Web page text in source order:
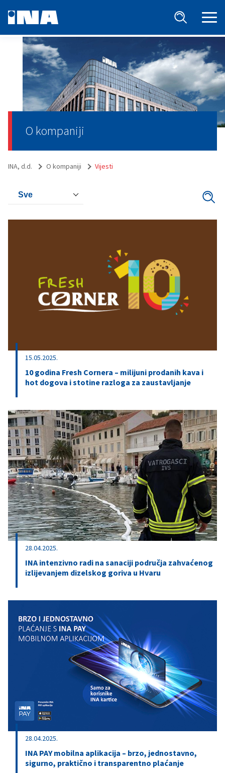
O kompaniji
INA, d.d. O kompaniji Vijesti
Sve
15.05.2025.
10 godina Fresh Cornera – milijuni prodanih kava i
hot dogova i stotine razloga za zaustavljanje
28.04.2025.
INA intenzivno radi na sanaciji područja zahvaćenog
izlijevanjem dizelskog goriva u Hvaru
28.04.2025.
INA PAY mobilna aplikacija – brzo, jednostavno,
sigurno, praktično i transparentno plaćanje